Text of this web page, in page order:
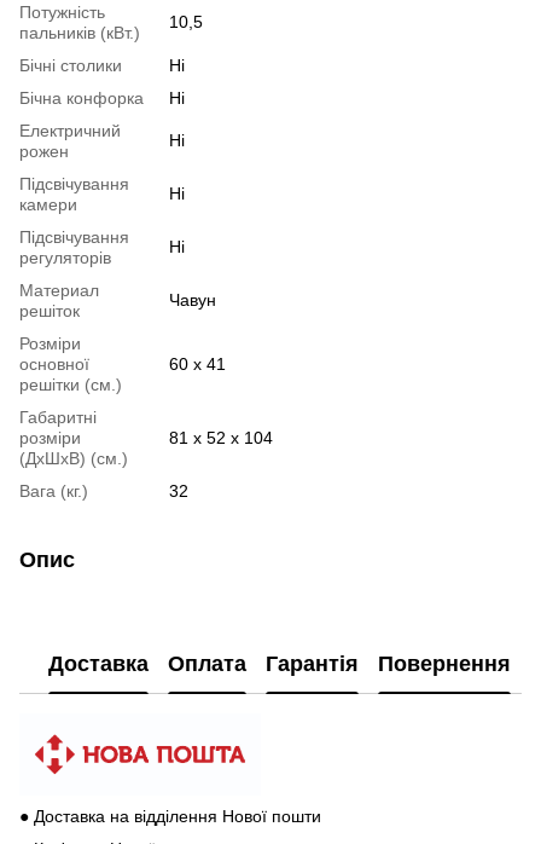
Потужність
пальників (кВт.)
10,5
Бічні столики
Ні
Бічна конфорка
Ні
Електричний
рожен
Ні
Підсвічування
камери
Ні
Підсвічування
регуляторів
Ні
Материал
решіток
Чавун
Розміри
основної
решітки (см.)
60 х 41
Габаритні
розміри
(ДхШхВ) (см.)
81 х 52 х 104
Вага (кг.) 32
Опис
Доставка Оплата Гарантія Повернення
● Доставка на відділення Нової пошти